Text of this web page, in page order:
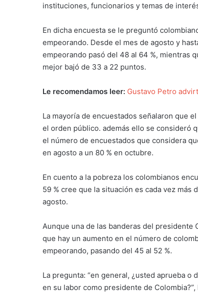
instituciones, funcionarios y temas de
En dicha encuesta se le preguntó
empeorando. Desde el mes de agosto y
empeorando pasó del 48 al 64 %, mientras
mejor bajó de 33 a 22 puntos.
Le recomendamos leer: Gustavo Petro
La mayoría de encuestados señalaron que
el orden público. además ello se consideró
el número de encuestados que considera
en agosto a un 80 % en octubre.
En cuento a la pobreza los colombianos
59 % cree que la situación es cada vez
agosto.
Aunque una de las banderas del presidente
que hay un aumento en el número de
empeorando, pasando del 45 al 52 %.
La pregunta: “en general, ¿usted aprueba o
en su labor como presidente de